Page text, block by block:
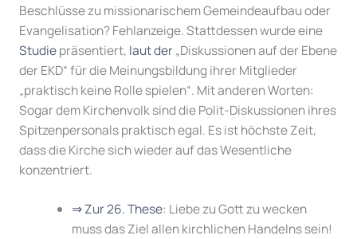
Beschlüsse zu missionarischem Gemeindeaufbau oder
Evangelisation? Fehlanzeige. Stattdessen wurde eine
Studiepräsentiert, laut der„Diskussionen auf der Ebene
der EKD“ für die Meinungsbildung ihrer Mitglieder
„praktisch keine Rolle spielen“. Mit anderen Worten:
Sogar dem Kirchenvolk sind die Polit-Diskussionen ihres
Spitzenpersonals praktisch egal. Es ist höchste Zeit,
dass die Kirche sich wieder auf das Wesentliche
konzentriert.
⇒ Zur 26. These: Liebe zu Gott zu wecken
muss das Ziel allen kirchlichen Handelns sein!